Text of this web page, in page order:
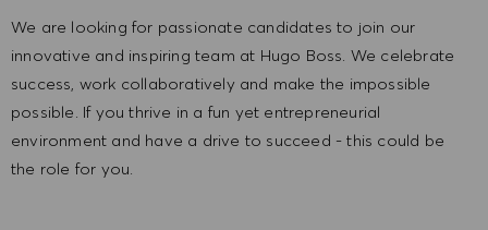
We are looking for passionate candidates to join our
innovative and inspiring team at Hugo Boss. We celebrate
success, work collaboratively and make the impossible
possible. If you thrive in a fun yet entrepreneurial
environment and have a drive to succeed - this could be
the role for you.